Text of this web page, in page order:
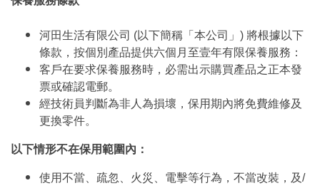
河田生活有限公司 (以下簡稱「本公司」) 將根據以下
條款，按個別產品提供六個月至壹年有限保養服務：
客戶在要求保養服務時，必需出示購買產品之正本發
票或確認電郵。
經技術員判斷為非人為損壞，保用期內將免費維修及
更換零件。
以下情形不在保用範圍內：
使用不當、疏忽、火災、電擊等行為，不當改裝，及/